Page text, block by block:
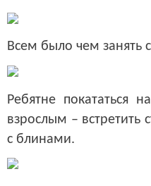
Всем было чем занять
Ребятне покататься
взрослым – встретить
с блинами.